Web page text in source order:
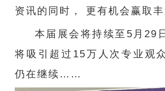
资讯的同时， 更有机会赢取丰
本届展会将持续至5月29
将吸引超过15万人次专业观
仍在继续……